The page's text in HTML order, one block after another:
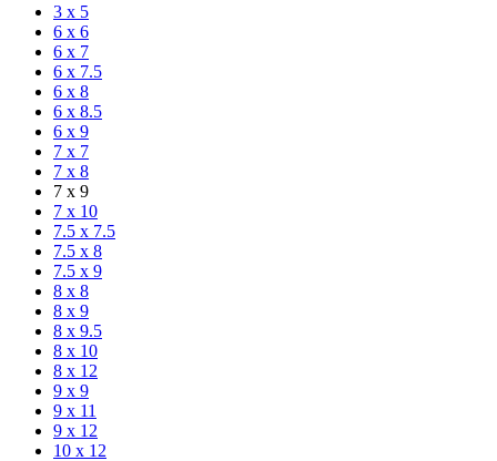
3 х 5
6 х 6
6 х 7
6 х 7.5
6 х 8
6 х 8.5
6 х 9
7 х 7
7 х 8
7 х 9
7 х 10
7.5 х 7.5
7.5 х 8
7.5 х 9
8 х 8
8 х 9
8 х 9.5
8 х 10
8 х 12
9 х 9
9 х 11
9 х 12
10 х 12